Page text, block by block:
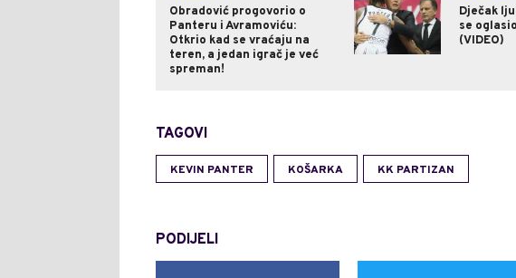
Obradović progovorio o
Panteru i Avramoviću:
Otkrio kad se vraćaju na
teren, a jedan igrač je već
spreman!
Dječak
se
(VIDEO)
TAGOVI
KEVIN PANTER KOŠARKA KK PARTIZAN
PODIJELI